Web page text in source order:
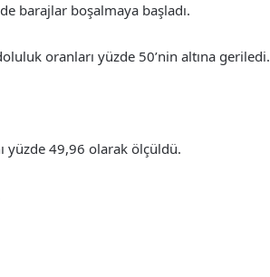
barajlar boşalmaya başladı.
oranları yüzde 50’nin altına geriledi.
yüzde 49,96 olarak ölçüldü.